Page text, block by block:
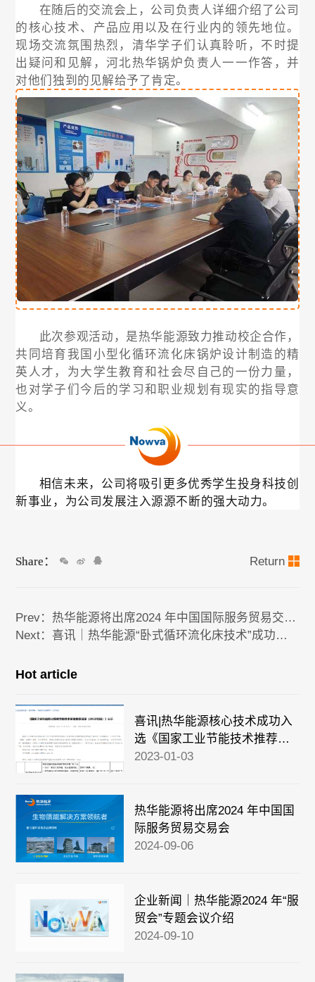
在随后的交流会上，公司负责人详细介绍了公司
的核心技术、产品应用以及在行业内的领先地位。
现场交流氛围热烈，清华学子们认真聆听，不时提
出疑问和见解，河北热华锅炉负责人一一作答，并
对他们独到的见解给予了肯定。
此次参观活动，是热华能源致力推动校企合作，
共同培育我国小型化循环流化床锅炉设计制造的精
英人才，为大学生教育和社会尽自己的一份力量，
也对学子们今后的学习和职业规划有现实的指导意
义。
相信未来，公司将吸引更多优秀学生投身科技创
新事业，为公司发展注入源源不断的强大动力。
Share： Return
Prev：
热华能源将出席2024 年中国国际服务贸易交易会
Next：
喜讯｜热华能源“卧式循环流化床技术”成功晋级“创客北京2024”市决赛！
Hot article
喜讯|热华能源核心技术成功入
选《国家工业节能技术推荐目
录》
2023-01-03
热华能源将出席2024 年中国国
际服务贸易交易会
2024-09-06
企业新闻｜热华能源2024 年“服
贸会”专题会议介绍
2024-09-10